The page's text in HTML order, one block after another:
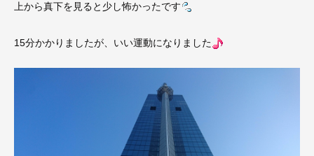
上から真下を見ると少し怖かったです
15分かかりましたが、いい運動になりました